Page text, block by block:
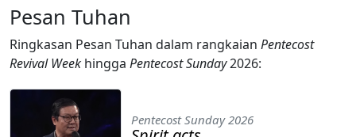
Pesan Tuhan
Ringkasan Pesan Tuhan dalam rangkaian Pentecost
Revival Week hingga Pentecost Sunday2026:
Pentecost Sunday 2026